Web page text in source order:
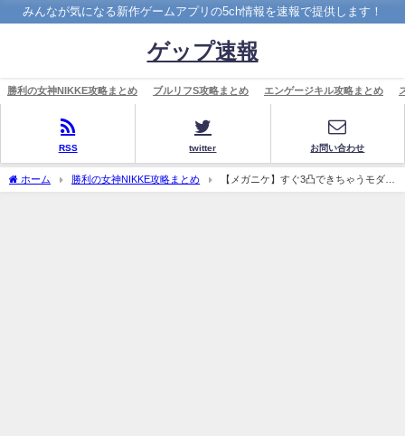
みんなが気になる新作ゲームアプリの5ch情報を速報で提供します！
ゲップ速報
勝利の女神NIKKE攻略まとめ ブルリフS攻略まとめ エンゲージキル攻略まとめ
RSS twitter お問い合わせ
ホーム 勝利の女神NIKKE攻略まとめ
【メガニケ】すぐ3凸できちゃうモダニ
アが最強なのつまんないな